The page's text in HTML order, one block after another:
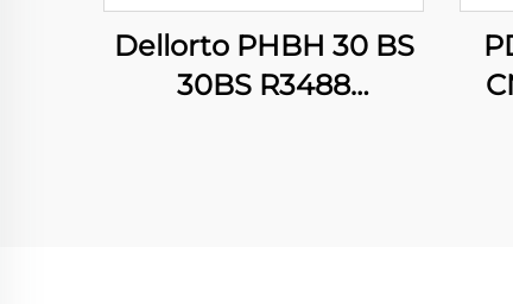
Dellorto PHBH 30 BS
30BS R3488